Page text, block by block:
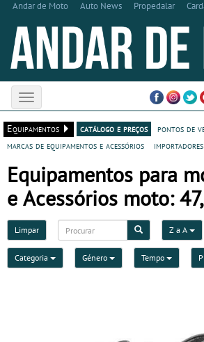
Andar de Moto Auto News Propedalar
Toggle
navigation
Equipamentos
catálogo e preços
pontos de
marcas de equipamentos e acessórios
importadores
Equipamentos para
e Acessórios moto:
Limpar Z a A
Categoria Género Tempo